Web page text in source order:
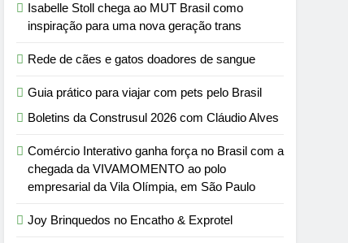
Isabelle Stoll chega ao MUT Brasil como
inspiração para uma nova geração trans
Rede de cães e gatos doadores de sangue
Guia prático para viajar com pets pelo Brasil
Boletins da Construsul 2026 com Cláudio Alves
Comércio Interativo ganha força no Brasil com a
chegada da VIVAMOMENTO ao polo
empresarial da Vila Olímpia, em São Paulo
Joy Brinquedos no Encatho & Exprotel